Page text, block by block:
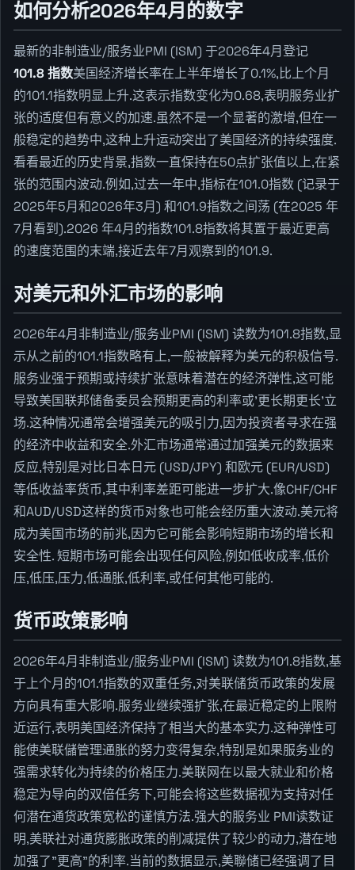
如何分析2026年4月的数字
最新的非制造业/服务业PMI (ISM) 于2026年4月登记
101.8 指数美国经济增长率在上半年增长了0.1%,比上个月
的101.1指数明显上升.这表示指数变化为0.68,表明服务业扩
张的适度但有意义的加速.虽然不是一个显著的激增,但在一
般稳定的趋势中,这种上升运动突出了美国经济的持续强度.
看看最近的历史背景,指数一直保持在50点扩张值以上,在紧
张的范围内波动.例如,过去一年中,指标在101.0指数 (记录于
2025年5月和2026年3月) 和101.9指数之间荡 (在2025 年
7月看到).2026 年4月的指数101.8指数将其置于最近更高
的速度范围的末端,接近去年7月观察到的101.9.
对美元和外汇市场的影响
2026年4月非制造业/服务业PMI (ISM) 读数为101.8指数,显
示从之前的101.1指数略有上,一般被解释为美元的积极信号.
服务业强于预期或持续扩张意味着潜在的经济弹性,这可能
导致美国联邦储备委员会预期更高的利率或'更长期更长'立
场.这种情况通常会增强美元的吸引力,因为投资者寻求在强
的经济中收益和安全.外汇市场通常通过加强美元的数据来
反应,特别是对比日本日元 (USD/JPY) 和欧元 (EUR/USD)
等低收益率货币,其中利率差距可能进一步扩大.像CHF/CHF
和AUD/USD这样的货币对象也可能会经历重大波动.美元将
成为美国市场的前兆,因为它可能会影响短期市场的增长和
安全性. 短期市场可能会出现任何风险,例如低收成率,低价
压,低压,压力,低通胀,低利率,或任何其他可能的.
货币政策影响
2026年4月非制造业/服务业PMI (ISM) 读数为101.8指数,基
于上个月的101.1指数的双重任务,对美联储货币政策的发展
方向具有重大影响.服务业继续强扩张,在最近稳定的上限附
近运行,表明美国经济保持了相当大的基本实力.这种弹性可
能使美联儲管理通胀的努力变得复杂,特别是如果服务业的
强需求转化为持续的价格压力.美联网在以最大就业和价格
稳定为导向的双倍任务下,可能会将这些数据视为支持对任
何潜在通货政策宽松的谨慎方法.强大的服务业 PMI读数证
明,美联社对通货膨胀政策的削减提供了较少的动力,潜在地
加强了"更高"的利率.当前的数据显示,美聯储已经强调了目